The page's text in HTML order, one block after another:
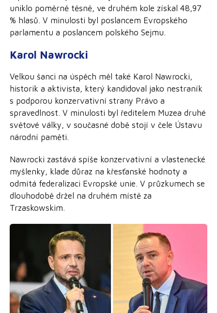
uniklo poměrně těsně, ve druhém kole získal 48,97
% hlasů. V minulosti byl poslancem Evropského
parlamentu a poslancem polského Sejmu.
Karol Nawrocki
Velkou šanci na úspěch měl také Karol Nawrocki,
historik a aktivista, který kandidoval jako nestraník
s podporou konzervativní strany Právo a
spravedlnost. V minulosti byl ředitelem Muzea druhé
světové války, v současné době stojí v čele Ústavu
národní paměti.
Nawrocki zastává spíše konzervativní a vlastenecké
myšlenky, klade důraz na křesťanské hodnoty a
odmítá federalizaci Evropské unie. V průzkumech se
dlouhodobě držel na druhém místě za
Trzaskowskim.